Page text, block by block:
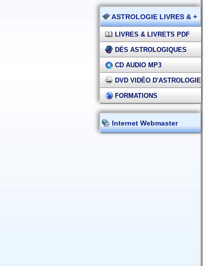
ASTROLOGIE LIVRES & +
LIVRES & LIVRETS PDF
DÉS ASTROLOGIQUES
CD AUDIO MP3
DVD VIDÉO D'ASTROLOGIE
FORMATIONS
Internet Webmaster